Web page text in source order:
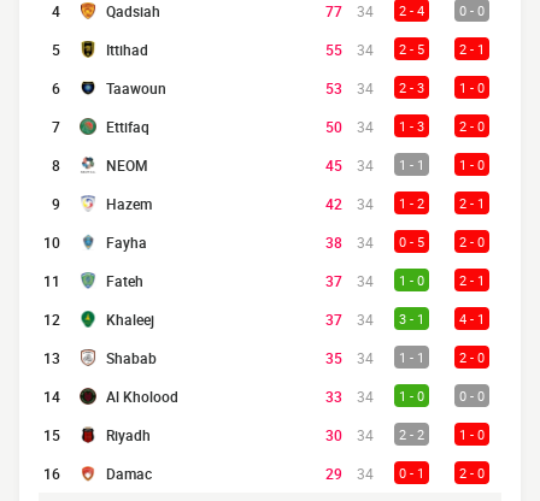
4 Qadsiah 77 34 2 - 4 0 - 0
5 Ittihad 55 34 2 - 5 2 - 1
6 Taawoun 53 34 2 - 3 1 - 0
7 Ettifaq 50 34 1 - 3 2 - 0
8 NEOM 45 34 1 - 1 1 - 0
9 Hazem 42 34 1 - 2 2 - 1
10 Fayha 38 34 0 - 5 2 - 0
11 Fateh 37 34 1 - 0 2 - 1
12 Khaleej 37 34 3 - 1 4 - 1
13 Shabab 35 34 1 - 1 2 - 0
14 Al Kholood 33 34 1 - 0 0 - 0
15 Riyadh 30 34 2 - 2 1 - 0
16 Damac 29 34 0 - 1 2 - 0